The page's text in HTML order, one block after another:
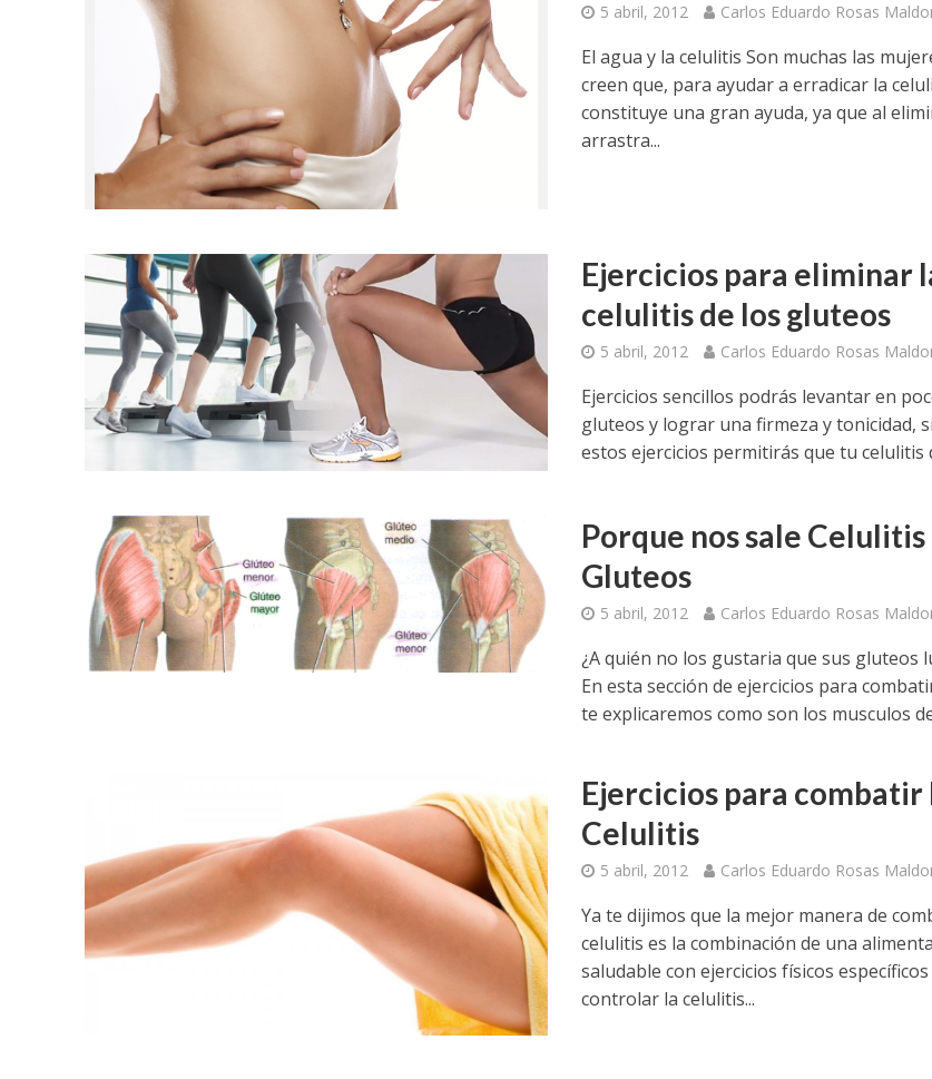
5 abril, 2012 Carlos Eduardo Rosas
El agua y la celulitis Son muchas las
creen que, para ayudar a erradicar la
constituye una gran ayuda, ya que al
arrastra...
Ejercicios para eliminar
celulitis de los gluteos
5 abril, 2012 Carlos Eduardo Rosas
Ejercicios sencillos podrás levantar en
gluteos y lograr una firmeza y tonicidad,
estos ejercicios permitirás que tu celulitis
Porque nos sale Celulitis
Gluteos
5 abril, 2012 Carlos Eduardo Rosas
¿A quién no los gustaria que sus gluteos
En esta sección de ejercicios para
te explicaremos como son los musculos
Ejercicios para combatir
Celulitis
5 abril, 2012 Carlos Eduardo Rosas
Ya te dijimos que la mejor manera de
celulitis es la combinación de una
saludable con ejercicios físicos
controlar la celulitis...